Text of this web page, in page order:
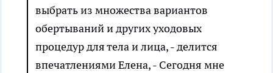
выбрать из множества вариантов
обертываний и других уходовых
процедур для тела и лица, - делится
впечатлениями Елена, - Сегодня мне